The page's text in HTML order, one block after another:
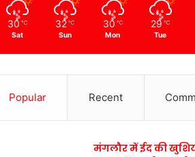
30 ℃
Sat
32 ℃
Sun
30 ℃
Mon
29 ℃
Tue
Popular Recent
मंगलौर में ईद की